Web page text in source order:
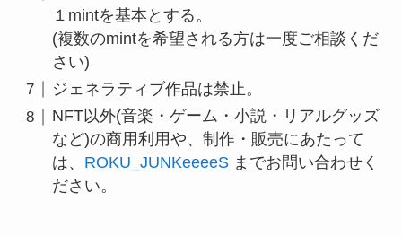
１mintを基本とする。
(複数のmintを希望される方は一度ご相談くだ
さい)
ジェネラティブ作品は禁止。
NFT以外(音楽・ゲーム・小説・リアルグッズ
など)の商用利用や、制作・販売にあたって
は、 ROKU_JUNKeeeeS までお問い合わせく
ださい。